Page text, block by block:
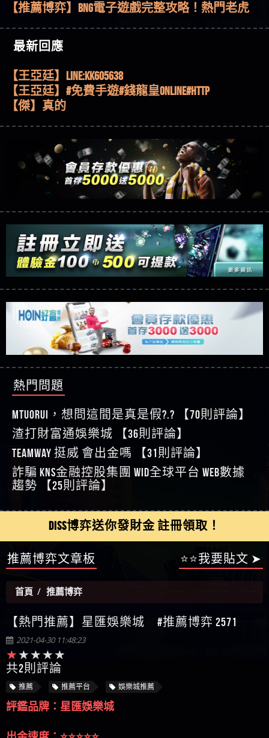
過才知道什麼叫超過3萬種中獎方式！
【推薦博弈】BNG電子遊戲完整攻略！熱門老虎
51,000倍數玩法攻略，輕鬆稱霸老虎機！
【其他問題】「拆解力智投資詐騙套路緊急追討
賴zg369」力智投資是不是詐騙 力智投資是真的嗎
力智投資是詐騙嗎 南部老翁還在癡迷力智投資高
回報獲利 請不要在匯款
【其他問題】 【遇天盛商行詐騙追回資金賴
zg369】天盛商行詐騙 天盛商行是不是詐騙 天盛商
行是真的嗎 天盛商行是詐騙嗎 被天盛商行詐騙一
招教你拿回
【其他問題】 受害者援助賴【zg369】退休老翁被
大戶e點靈詐騙痛不欲生 大戶e點靈是真的嗎 大戶e
點靈是不是詐騙 大戶e點靈是詐騙嗎 大戶e點靈無
法出金 （大戶e點靈）教你如何規避詐騙陷阱
【其他問題】 弘記投資詐騙持續收割國人中【免
費討回資金賴zg369】弘記投資是詐騙嗎 弘記投資
是不是詐騙 弘記投資是真的嗎 被弘記投資詐騙的
錢怎麼辦 本文教你如何拿回被騙資金
【其他問題】 被騙追回賴【zg369】KnTop利用新型
詐騙手法欺詐群眾 KnTop是真的嗎 KnTop是不是詐騙
KnTop是詐騙嗎 【KnTop】KnTop無法出金 被KnTop詐騙
的錢一招拿回
【其他問題】機台運算專案詐騙持續收割國人中
【免費討回資金賴zg369】機台運算專案是詐騙嗎
機台運算專案是不是詐騙 機台運算專案是真的嗎
被機台運算專案詐騙的錢怎麼辦 本文教你如何拿
回被騙資金
【其他問題】 Hoyabit詐騙持續收割國人中【免費
討回資金賴zg369】Hoyabit是詐騙嗎 Hoyabit是不是詐
騙 Hoyabit是真的嗎 被HoyabitHoyabit詐騙的錢怎麼辦
本文教你如何拿回被騙資金
【其他問題】KS.M多元化行銷詐騙持續收割國人
中【免費討回資金賴zg369】KS.M多元化行銷是詐
騙嗎 KS.M多元化行銷是不是詐騙 KS.M多元化行銷是
真的嗎 被KS.M多元化行銷詐騙的錢怎麼辦 本文教
你如何拿回被騙資金
【其他問題】免費追回賴「zg369」深度解析野原
家 Family & Love如何詐騙 野原家 Family & Love是不是詐
騙 野原家 Family & Love是真的嗎 野原家 Family & Love是
詐騙嗎 165多次通報野原家 Family & Love是詐騙平台
【其他問題】元盈橋詐騙持續收割國人中【免費
討回資金賴zg369】元盈橋是詐騙嗎 元盈橋是不是
詐騙 元盈橋是真的嗎 被元盈橋詐騙的錢怎麼辦
【其他問題】被騙追回賴【zg369】M.L.Edge利用新
型詐騙手法欺詐群眾 M.L.Edge是真的嗎 M.L.Edge是不
金 被M.L.Edge詐騙的錢一招拿回
【其他問題】 Robinhood詐騙持續收割國人中【免
不是詐騙 Robinhood是真的嗎 被Robinhood詐騙的錢怎
麼辦 本文教你如何拿回被騙資金
資金賴zg369】FLTO是詐騙嗎 FLTO是不是詐騙 FLTO是
真的嗎 被FLTO詐騙的錢怎麼辦 本文教你如何拿回
被騙資金
【其他問題】 遇詐騙求救賴【zg369】八旬老翁被
ALYWS詐騙家破人亡 ALYWS是真的嗎 ALYWS是不是詐騙
ALYWS是詐騙嗎 （ALYWS）無法出金 請小心群組暗椿
【其他問題】 一招教你揭秘新型詐騙手法 （受害
者免費援助賴zg369）當當詐騙 當當是不是詐騙 當
當是真的嗎 當當是詐騙嗎 六旬老婦深信當當高獲
利回報被騙的家破人亡
【其他問題】用理性數據指路，開啟你的高回報
娛樂之旅
【其他問題】【老玩家不藏私】2025 線上老虎機
這樣挑！RTP、波動率和平台安全的全攻略！
【推薦博弈】這款《ATG 武俠》老虎機真的猛！玩
過才知道什麼叫超過3萬種中獎方式！
【推薦博弈】BNG電子遊戲完整攻略！熱門老虎
機、集鴻運玩法、獨家試玩一次看！
【其他問題】【2025】ATG試玩必看！戰神賽特
51,000倍數玩法攻略，輕鬆稱霸老虎機！
【其他問題】「拆解力智投資詐騙套路緊急追討
賴zg369」力智投資是不是詐騙 力智投資是真的嗎
力智投資是詐騙嗎 南部老翁還在癡迷力智投資高
回報獲利 請不要在匯款
【其他問題】 【遇天盛商行詐騙追回資金賴
zg369】天盛商行詐騙 天盛商行是不是詐騙 天盛商
行是真的嗎 天盛商行是詐騙嗎 被天盛商行詐騙一
招教你拿回
【其他問題】 受害者援助賴【zg369】退休老翁被
大戶e點靈詐騙痛不欲生 大戶e點靈是真的嗎 大戶e
點靈是不是詐騙 大戶e點靈是詐騙嗎 大戶e點靈無
法出金 （大戶e點靈）教你如何規避詐騙陷阱
【其他問題】 弘記投資詐騙持續收割國人中【免
費討回資金賴zg369】弘記投資是詐騙嗎 弘記投資
是不是詐騙 弘記投資是真的嗎 被弘記投資詐騙的
錢怎麼辦 本文教你如何拿回被騙資金
【其他問題】 被騙追回賴【zg369】KnTop利用新型
詐騙手法欺詐群眾 KnTop是真的嗎 KnTop是不是詐騙
KnTop是詐騙嗎 【KnTop】KnTop無法出金 被KnTop詐騙
的錢一招拿回
【其他問題】機台運算專案詐騙持續收割國人中
【免費討回資金賴zg369】機台運算專案是詐騙嗎
機台運算專案是不是詐騙 機台運算專案是真的嗎
被機台運算專案詐騙的錢怎麼辦 本文教你如何拿
回被騙資金
【其他問題】 Hoyabit詐騙持續收割國人中【免費
討回資金賴zg369】Hoyabit是詐騙嗎 Hoyabit是不是詐
騙 Hoyabit是真的嗎 被HoyabitHoyabit詐騙的錢怎麼辦
本文教你如何拿回被騙資金
【其他問題】KS.M多元化行銷詐騙持續收割國人
中【免費討回資金賴zg369】KS.M多元化行銷是詐
騙嗎 KS.M多元化行銷是不是詐騙 KS.M多元化行銷是
真的嗎 被KS.M多元化行銷詐騙的錢怎麼辦 本文教
【其他問題】免費追回賴「zg369」深度解析野原
家 Family & Love如何詐騙 野原家 Family & Love是不是詐
騙 野原家 Family & Love是真的嗎 野原家 Family & Love是
【其他問題】元盈橋詐騙持續收割國人中【免費
討回資金賴zg369】元盈橋是詐騙嗎 元盈橋是不是
本文教你如何拿回被騙資金
【其他問題】被騙追回賴【zg369】M.L.Edge利用新
是詐騙 M.L.Edge是詐騙嗎 【M.L.Edge】M.L.Edge無法出
金 被M.L.Edge詐騙的錢一招拿回
費討回資金賴zg369】Robinhood是詐騙嗎 Robinhood是
不是詐騙 Robinhood是真的嗎 被Robinhood詐騙的錢怎
麼辦 本文教你如何拿回被騙資金
【其他問題】FLTO詐騙持續收割國人中【免費討回
資金賴zg369】FLTO是詐騙嗎 FLTO是不是詐騙 FLTO是
真的嗎 被FLTO詐騙的錢怎麼辦 本文教你如何拿回
被騙資金
【其他問題】 遇詐騙求救賴【zg369】八旬老翁被
ALYWS詐騙家破人亡 ALYWS是真的嗎 ALYWS是不是詐騙
ALYWS是詐騙嗎 （ALYWS）無法出金 請小心群組暗椿
【其他問題】 一招教你揭秘新型詐騙手法 （受害
者免費援助賴zg369）當當詐騙 當當是不是詐騙 當
當是真的嗎 當當是詐騙嗎 六旬老婦深信當當高獲
利回報被騙的家破人亡
最新回應
【傑】推代理真的好相處
回答
【王亞廷】LINE:kK605638
【王亞廷】#免費手遊#錢龍皇ONLINE#http
【傑】真的
【沈樂慧】又是九州??爛死了黑網不要玩
【林伊依】爛死了拉贏錢直接鎖帳號可以去吃屎
【陳靜茹】推薦小畢，我也是小畢的會員～～
【黃家羭】推推
【AVA娛樂城】還會自己做假對話來毀謗欸哈哈哈
好厲
【陳順堪】黑網不出金
【黃伊珊】不推薦爛公司
【陳順堪】星匯娛樂城出金幾次後贏錢就不給出
金
【陳順堪】黑網出金幾次後贏了就不出金出
【玩運彩】
【asd】唬爛不出金黑網垃圾平台
【蘇俊曄】所以會出金嗎現在也是一樣的狀況
【侯依揚】廢物喔
【傑】推代理真的好相處
回答
【王亞廷】LINE:kK605638
【王亞廷】#免費手遊#錢龍皇ONLINE#http
【傑】真的
【蔡如軒】黑網一個呵呵
【Wei】讚
【沈樂慧】又是九州??爛死了黑網不要玩
【林伊依】爛死了拉贏錢直接鎖帳號可以去吃屎
【陳靜茹】推薦小畢，我也是小畢的會員～～
【AVA娛樂城】還會自己做假對話來毀謗欸哈哈哈
【陳順堪】黑網不出金
【黃伊珊】不推薦爛公司
【陳順堪】星匯娛樂城出金幾次後贏錢就不給出
金
【陳順堪】黑網出金幾次後贏了就不出金出
【玩運彩】
【蘇俊曄】所以會出金嗎現在也是一樣的狀況
【侯依揚】廢物喔
熱門問題
MTUORUi，想問這間是真是假?.? 【70則評論】
渣打財富通娛樂城 【36則評論】
TEAMWAY 挺威 會出金嗎 【31則評論】
詐騙 kns金融控股集團 WID全球平台 WEB數據
趨勢 【25則評論】
DISS博弈送你發財金 註冊領取！
推薦博弈文章板 ⭐⭐我要貼文 ➤
首頁 推薦博弈
【熱門推薦】星匯娛樂城 #推薦博弈 2571
2021-04-30 11:48:23
共2則評論
推薦 推薦平台 娛樂城推薦
評鑑品牌：星匯娛樂城